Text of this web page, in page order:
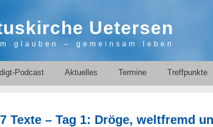
Uetersen
glauben – gemeinsam leben
Podcast Aktuelles Termine Treffpunkte
Texte – Tag 1: Dröge, weltfremd